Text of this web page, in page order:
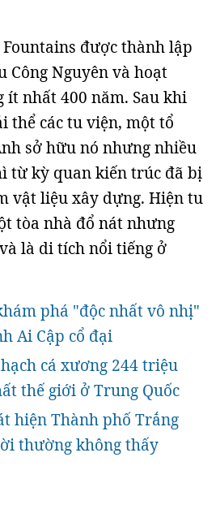
được thành lập
Công Nguyên và hoạt
nhất 400 năm. Sau khi
thể các tu viện, một tổ
sở hữu nó nhưng nhiều
từ kỳ quan kiến trúc đã bị
vật liệu xây dựng. Hiện tu
tòa nhà đổ nát nhưng
là di tích nổi tiếng ở
phá "độc nhất vô nhị"
Ai Cập cổ đại
cá xương 244 triệu
thế giới ở Trung Quốc
hiện Thành phố Trắng
thường không thấy